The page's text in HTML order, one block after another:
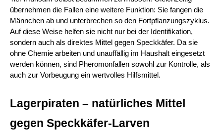
übernehmen die Fallen eine weitere Funktion: Sie fangen die
Männchen ab und unterbrechen so den Fortpflanzungszyklus.
Auf diese Weise helfen sie nicht nur bei der Identifikation,
sondern auch als direktes Mittel gegen Speckkäfer. Da sie
ohne Chemie arbeiten und unauffällig im Haushalt eingesetzt
werden können, sind Pheromonfallen sowohl zur Kontrolle, als
auch zur Vorbeugung ein wertvolles Hilfsmittel.
Lagerpiraten – natürliches Mittel
gegen Speckkäfer-Larven